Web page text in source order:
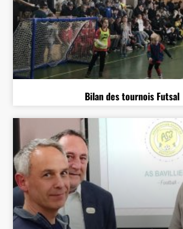
Bilan des tournois Futsal